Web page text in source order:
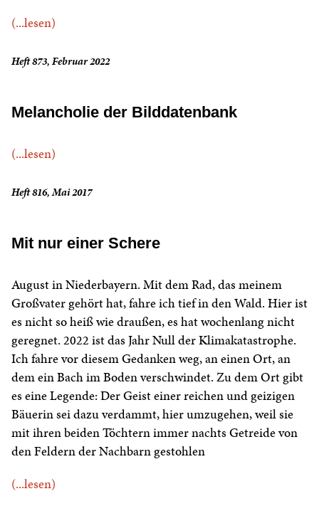
(...lesen)
Heft 873, Februar 2022
Melancholie der Bilddatenbank
(...lesen)
Heft 816, Mai 2017
Mit nur einer Schere
August in Niederbayern. Mit dem Rad, das meinem
Großvater gehört hat, fahre ich tief in den Wald. Hier ist
es nicht so heiß wie draußen, es hat wochenlang nicht
geregnet. 2022 ist das Jahr Null der Klimakatastrophe.
Ich fahre vor diesem Gedanken weg, an einen Ort, an
dem ein Bach im Boden verschwindet. Zu dem Ort gibt
es eine Legende: Der Geist einer reichen und geizigen
Bäuerin sei dazu verdammt, hier umzugehen, weil sie
mit ihren beiden Töchtern immer nachts Getreide von
den Feldern der Nachbarn gestohlen
(...lesen)